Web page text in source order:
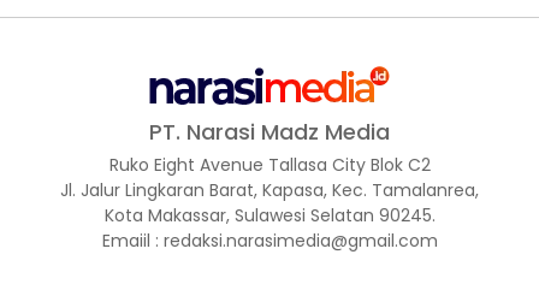
PT. Narasi Madz Media
Ruko Eight Avenue Tallasa City Blok C2
Jl. Jalur Lingkaran Barat, Kapasa, Kec. Tamalanrea,
Kota Makassar, Sulawesi Selatan 90245.
Emaiil : redaksi.narasimedia@gmail.com